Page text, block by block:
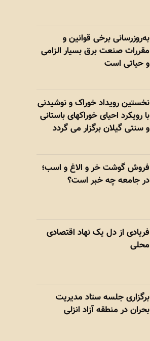
به‌روزرسانی برخی قوانین و
مقررات صنعت برق بسیار الزامی
و حیاتی است
نخستین رویداد خوراک و نوشیدنی
با رویکرد احیای خوراکهای باستانی
و سنتی گیلان برگزار می گردد
فروش گوشت خر و الاغ و اسب؛
در جامعه چه خبر است؟
فریادی از دل یک نهاد اقتصادی
محلی
برگزاری جلسه ستاد مدیریت
بحران در منطقه آزاد انزلی